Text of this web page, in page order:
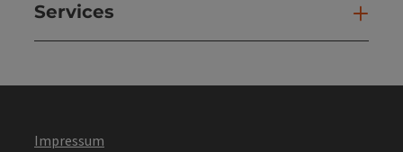
Services
Impressum